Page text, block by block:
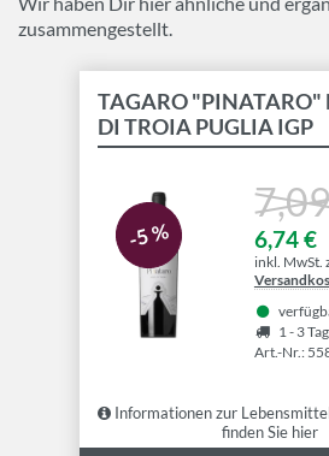
zusammengestellt.
TAGARO "PINATARO"
DI TROIA PUGLIA IGP
-5 % 6,74 €
inkl. MwSt.
1 - 3
Art.-Nr.:
Informationen zur
finden Sie hier